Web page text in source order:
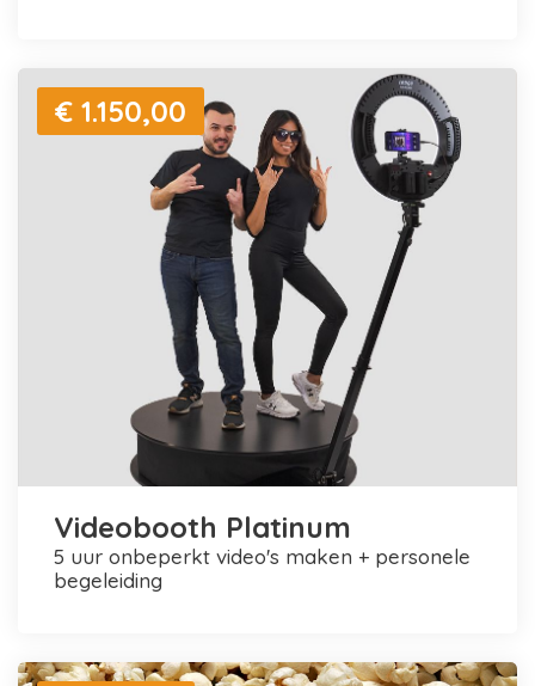
€ 1.150,00
Videobooth Platinum
5 uur onbeperkt video's maken + personele
begeleiding